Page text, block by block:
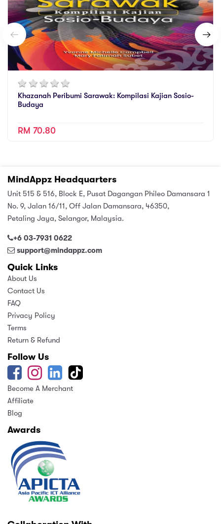
Khazanah Peribumi Sarawak: Kompilasi Kajian Sosio-
Budaya
RM 70.80
MindAppz Headquarters
Unit 515 & 516, Block E, Pusat Dagangan Phileo Damansara 1
No. 9, Jalan 16/11, Off Jalan Damansara, 46350,
Petaling Jaya, Selangor, Malaysia.
+6 03-7931 0622
support@mindappz.com
Quick Links
About Us
Contact Us
FAQ
Privacy Policy
Terms
Return & Refund
Follow Us
Become A Merchant
Affiliate
Blog
Awards